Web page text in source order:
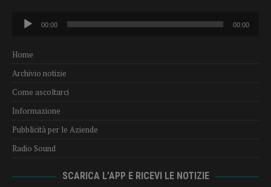
Audio
Player
00:00 00:00
Home
Archivio notizie
Come ascoltarci
Informazione
Pubblicità per le Aziende
Radio Sound
SCARICA L’APP E RICEVI LE NOTIZIE